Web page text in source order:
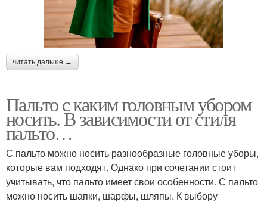
читать дальше →
Пальто с каким головным убором
носить. В зависимости от стиля
пальто…
С пальто можно носить разнообразные головные уборы,
которые вам подходят. Однако при сочетании стоит
учитывать, что пальто имеет свои особенности. С пальто
можно носить шапки, шарфы, шляпы. К выбору